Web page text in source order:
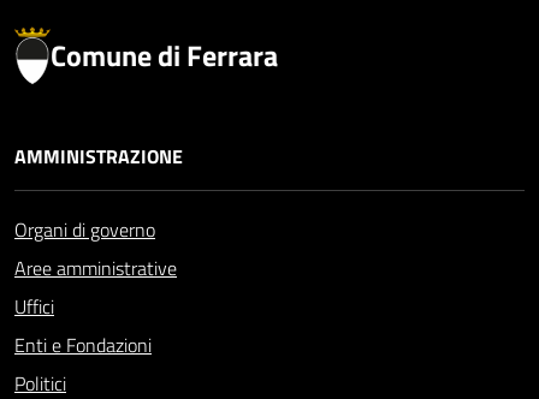
Comune di Ferrara
AMMINISTRAZIONE
Organi di governo
Aree amministrative
Uffici
Enti e Fondazioni
Politici